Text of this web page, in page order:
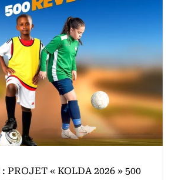
PROJET « KOLDA 2026 » 500